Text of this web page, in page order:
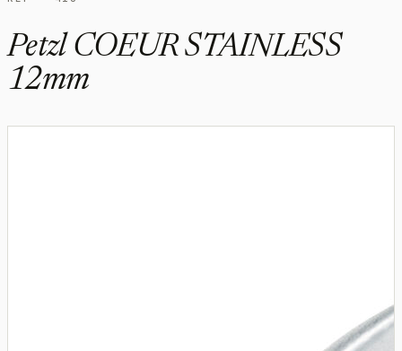
Petzl COEUR STAINLESS
12mm